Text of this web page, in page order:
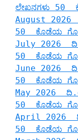
ಲೇಖನಗಳು 50
August 2026
50 ಕೊಡೆಯ
July 2026
50 ಕೊಡೆಯ
June 2026
50 ಕೊಡೆಯ
May 2026
50 ಕೊಡೆಯ
April 2026
50 ಕೊಡೆಯ